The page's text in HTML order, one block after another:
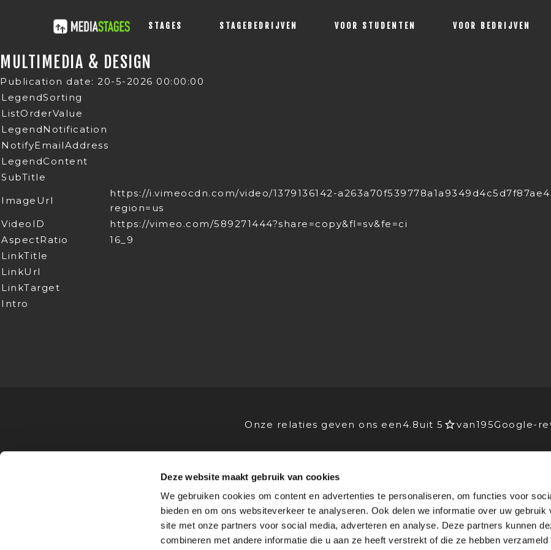
Deze website maakt gebruik van cookies
We gebruiken cookies om content en advertenties te personaliseren, om functies voor
bieden en om ons websiteverkeer te analyseren. Ook delen we informatie over uw gebruik
site met onze partners voor social media, adverteren en analyse. Deze partners kunnen
combineren met andere informatie die u aan ze heeft verstrekt of die ze hebben verzameld
STAGES STAGEBEDRIJVEN VOOR STUDENTEN VOOR BEDRIJVEN
MULTIMEDIA & DESIGN
Publication date: 20-5-2026 00:00:00
LegendSorting
ListOrderValue
LegendNotification
NotifyEmailAddress
LegendContent
SubTitle
ImageUrl
https://i.vimeocdn.com/video/1379136142-
region=us
VideoID
https://vimeo.com/589271444?share=copy&fl=sv&fe=ci
AspectRatio
16_9
LinkTitle
LinkUrl
LinkTarget
Intro
Onze relaties geven ons een 4.8uit 5 van195Google-
VOOR OPLEIDERS
Advies
Stagevoorlichting
Samenwerking
Advies
Stagebedrijven
Agenda